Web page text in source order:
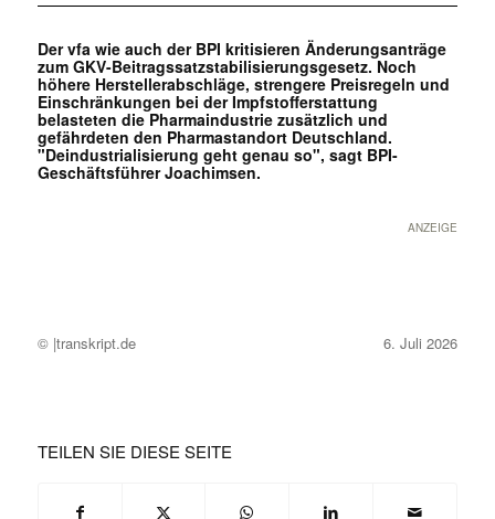
Der vfa wie auch der BPI kritisieren Änderungsanträge
zum GKV-Beitragssatzstabilisierungsgesetz. Noch
höhere Herstellerabschläge, strengere Preisregeln und
Einschränkungen bei der Impfstofferstattung
belasteten die Pharmaindustrie zusätzlich und
gefährdeten den Pharmastandort Deutschland.
"Deindustrialisierung geht genau so", sagt BPI-
Geschäftsführer Joachimsen.
ANZEIGE
© |transkript.de 6. Juli 2026
TEILEN SIE DIESE SEITE